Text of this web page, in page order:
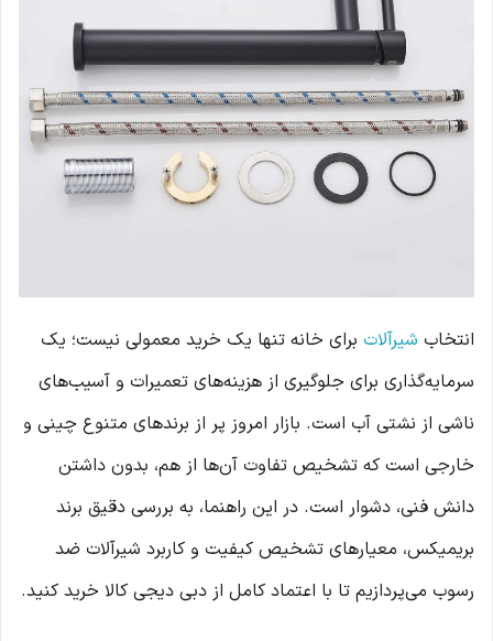
انتخاب شیرآلات برای خانه تنها یک خرید معمولی نیست؛ یک
سرمایه‌گذاری برای جلوگیری از هزینه‌های تعمیرات و آسیب‌های
ناشی از نشتی آب است. بازار امروز پر از برندهای متنوع چینی و
خارجی است که تشخیص تفاوت آن‌ها از هم، بدون داشتن
دانش فنی، دشوار است. در این راهنما، به بررسی دقیق برند
بریمیکس، معیارهای تشخیص کیفیت و کاربرد شیرآلات ضد
رسوب می‌پردازیم تا با اعتماد کامل از دبی دیجی کالا خرید کنید.